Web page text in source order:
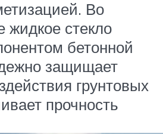
Во
жидкое стекло
бетонной
защищает
грунтовых
прочность